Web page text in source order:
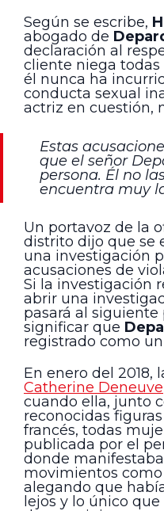
Según se escribe,
abogado de
declaración al
cliente niega todas
él nunca ha
conducta sexual
actriz en cuestión,
Estas
que el señor
persona. Él no
encuentra muy
Un portavoz de la
distrito dijo que se
una investigación
acusaciones de
Si la investigación
abrir una
pasará al siguiente
significar que
registrado como
En enero del 2018,
Catherine Deneuve
cuando ella, junto
reconocidas
francés, todas
publicada por el
donde
movimientos como
alegando que
lejos y lo único